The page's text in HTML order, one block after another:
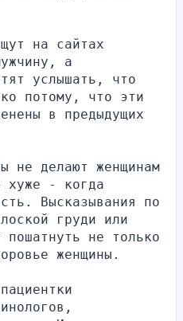
на сайтах
а
услышать, что
потому, что эти
в предыдущих
не делают женщинам
хуже - когда
Высказывания по
груди или
пошатнуть не только
женщины.